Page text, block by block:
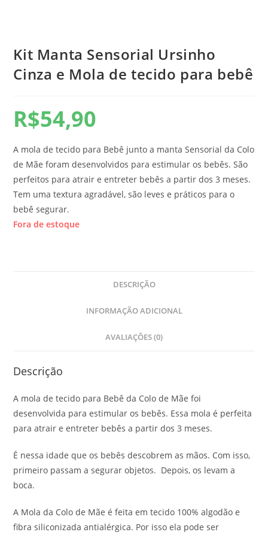
Kit Manta Sensorial Ursinho
Cinza e Mola de tecido para bebê
R$54,90
A mola de tecido para Bebê junto a manta Sensorial da Colo
de Mãe foram desenvolvidos para estimular os bebês. São
perfeitos para atrair e entreter bebês a partir dos 3 meses.
Tem uma textura agradável, são leves e práticos para o
bebê segurar.
Fora de estoque
DESCRIÇÃO
INFORMAÇÃO ADICIONAL
AVALIAÇÕES (0)
Descrição
A mola de tecido para Bebê da Colo de Mãe foi
desenvolvida para estimular os bebês. Essa mola é perfeita
para atrair e entreter bebês a partir dos 3 meses.
É nessa idade que os bebês descobrem as mãos. Com isso,
primeiro passam a segurar objetos. Depois, os levam a
boca.
A Mola da Colo de Mãe é feita em tecido 100% algodão e
fibra siliconizada antialérgica. Por isso ela pode ser